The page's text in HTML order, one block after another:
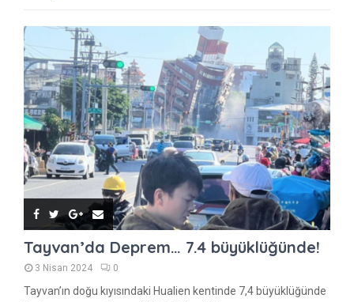
Tayvan’da Deprem… 7.4 büyüklüğünde!
3 Nisan 2024 0
Tayvan’ın doğu kıyısındaki Hualien kentinde 7,4 büyüklüğünde